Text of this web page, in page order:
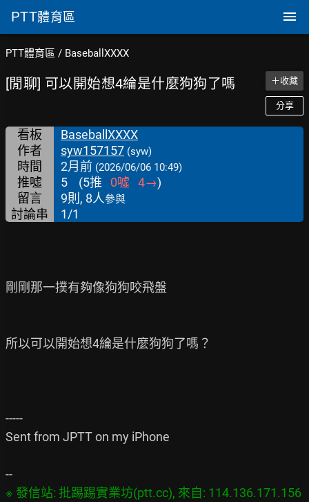
PTT體育區
PTT體育區 / BaseballXXXX
[閒聊] 可以開始想4綸是什麼狗狗了嗎 ＋收藏
分享
看板
BaseballXXXX
作者
syw157157 (syw)
時間 2月前 (2026/06/06 10:49)
推噓 5 (5推 0噓 4→)
留言
9則, 8人參與
討論串 1/1
剛剛那一撲有夠像狗狗咬飛盤
所以可以開始想4綸是什麼狗狗了嗎？
-----
Sent from JPTT on my iPhone
※ 發信站: 批踢踢實業坊(ptt.cc), 來自: 114.136.171.156